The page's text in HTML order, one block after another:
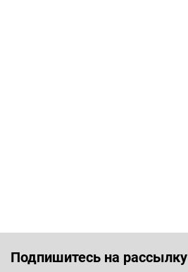
Подпишитесь на рассылку